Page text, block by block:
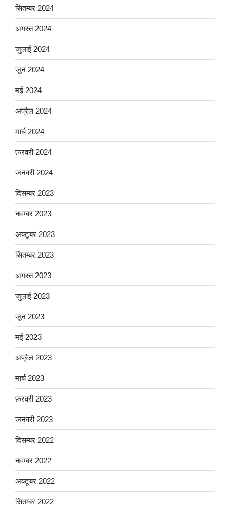
सितम्बर 2024
अगस्त 2024
जुलाई 2024
जून 2024
मई 2024
अप्रैल 2024
मार्च 2024
फ़रवरी 2024
जनवरी 2024
दिसम्बर 2023
नवम्बर 2023
अक्टूबर 2023
सितम्बर 2023
अगस्त 2023
जुलाई 2023
जून 2023
मई 2023
अप्रैल 2023
मार्च 2023
फ़रवरी 2023
जनवरी 2023
दिसम्बर 2022
नवम्बर 2022
अक्टूबर 2022
सितम्बर 2022